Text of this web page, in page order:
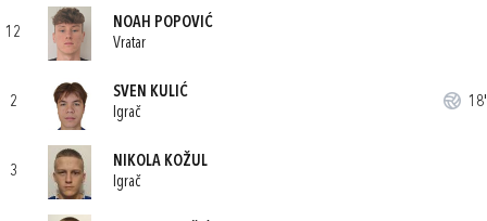
12
NOAH POPOVIĆ
Vratar
2
SVEN KULIĆ
Igrač
18'
3
NIKOLA KOŽUL
Igrač